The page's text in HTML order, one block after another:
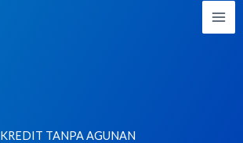
KREDIT TANPA AGUNAN